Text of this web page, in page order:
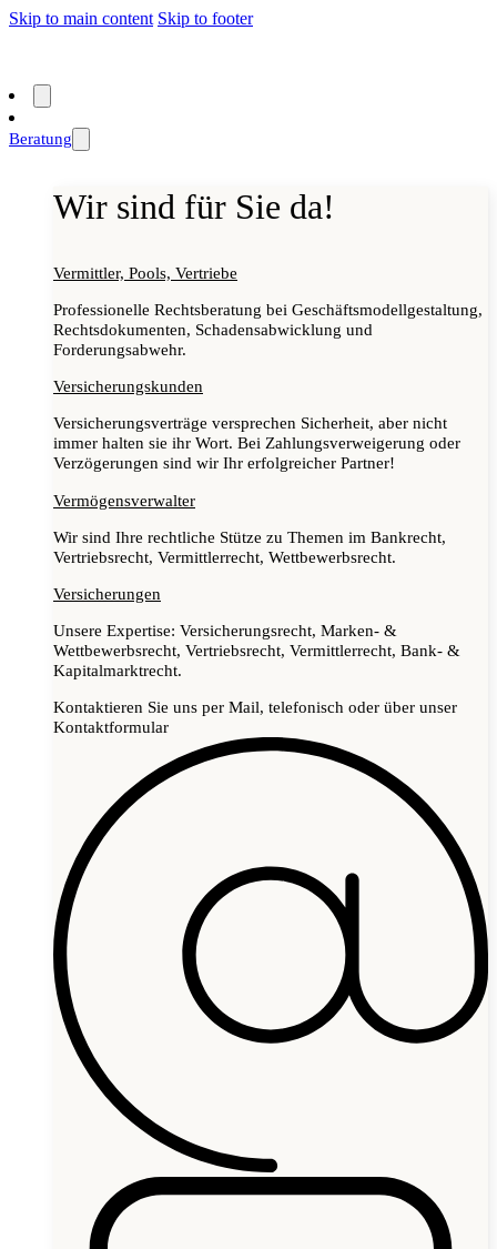
Skip to main content Skip to footer
Beratung
Wir sind für Sie da!
Vermittler, Pools, Vertriebe
Professionelle Rechtsberatung bei Geschäftsmodellgestaltung,
Rechtsdokumenten, Schadensabwicklung und
Forderungsabwehr.
Versicherungskunden
Versicherungsverträge versprechen Sicherheit, aber nicht
immer halten sie ihr Wort. Bei Zahlungsverweigerung oder
Verzögerungen sind wir Ihr erfolgreicher Partner!
Vermögensverwalter
Wir sind Ihre rechtliche Stütze zu Themen im Bankrecht,
Vertriebsrecht, Vermittlerrecht, Wettbewerbsrecht.
Versicherungen
Unsere Expertise: Versicherungsrecht, Marken- &
Wettbewerbsrecht, Vertriebsrecht, Vermittlerrecht, Bank- &
Kapitalmarktrecht.
Kontaktieren Sie uns per Mail, telefonisch oder über unser
Kontaktformular